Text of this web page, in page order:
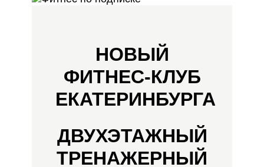
НОВЫЙ
ФИТНЕС-КЛУБ
ЕКАТЕРИНБУРГА
ДВУХЭТАЖНЫЙ
ТРЕНАЖЕРНЫЙ